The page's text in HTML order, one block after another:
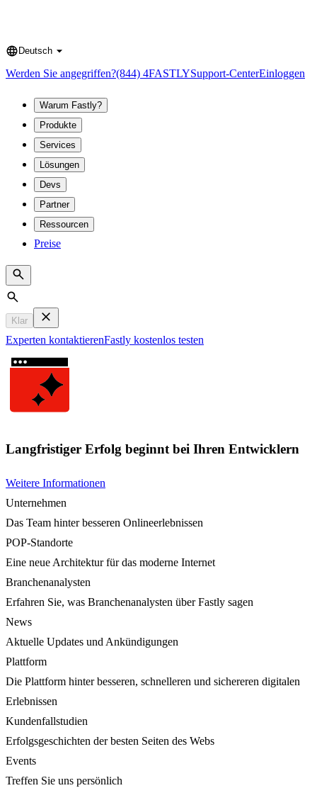
Language
Deutsch
Werden Sie angegriffen?(844) 4FASTLYSupport-CenterEinloggen
Warum Fastly?
Produkte
Services
Lösungen
Devs
Partner
Ressourcen
Preise
Search
Klar
Experten kontaktierenFastly kostenlos testen
Langfristiger Erfolg beginnt bei Ihren Entwicklern
Weitere Informationen
Unternehmen
Das Team hinter besseren Onlineerlebnissen
POP-Standorte
Eine neue Architektur für das moderne Internet
Branchenanalysten
Erfahren Sie, was Branchenanalysten über Fastly sagen
News
Aktuelle Updates und Ankündigungen
Plattform
Die Plattform hinter besseren, schnelleren und sichereren digitalen
Erlebnissen
Kundenfallstudien
Erfolgsgeschichten der besten Seiten des Webs
Events
Treffen Sie uns persönlich